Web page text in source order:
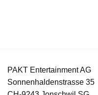
PAKT Entertainment AG
Sonnenhaldenstrasse 35